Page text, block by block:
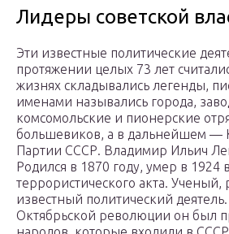
Лидеры советской
Эти известные политические
протяжении целых 73 лет
жизнях складывались легенды,
именами назывались города,
комсомольские и пионерские
большевиков, а в дальнейшем —
Партии СССР. Владимир Ильич
Родился в 1870 году, умер в 1924
террористического акта.
известный политический
Октябрьской революции он был